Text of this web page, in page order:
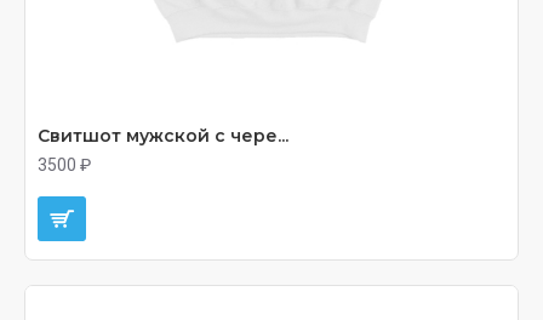
Свитшот мужской с чере...
3500 ₽